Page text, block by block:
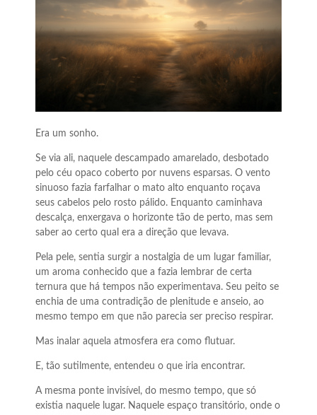
Era um sonho.
Se via ali, naquele descampado amarelado, desbotado
pelo céu opaco coberto por nuvens esparsas. O vento
sinuoso fazia farfalhar o mato alto enquanto roçava
seus cabelos pelo rosto pálido. Enquanto caminhava
descalça, enxergava o horizonte tão de perto, mas sem
saber ao certo qual era a direção que levava.
Pela pele, sentia surgir a nostalgia de um lugar familiar,
um aroma conhecido que a fazia lembrar de certa
ternura que há tempos não experimentava. Seu peito se
enchia de uma contradição de plenitude e anseio, ao
mesmo tempo em que não parecia ser preciso respirar.
Mas inalar aquela atmosfera era como flutuar.
E, tão sutilmente, entendeu o que iria encontrar.
A mesma ponte invisível, do mesmo tempo, que só
existia naquele lugar. Naquele espaço transitório, onde o